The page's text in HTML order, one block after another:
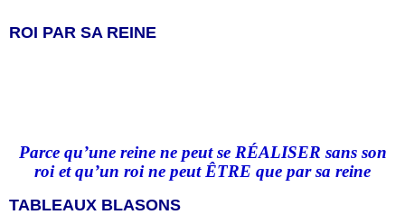
ROI PAR SA REINE
Parce qu’une reine ne peut se RÉALISER sans son
roi et qu’un roi ne peut ÊTRE que par sa reine
TABLEAUX BLASONS